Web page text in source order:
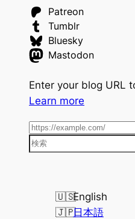
Patreon
Tumblr
Bluesky
Mastodon
Enter your blog URL
Learn more
検
English
日本語